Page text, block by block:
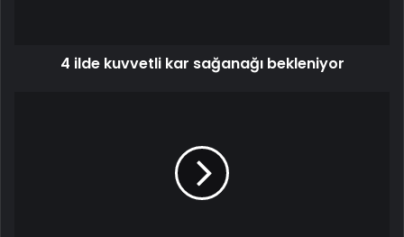
4 ilde kuvvetli kar sağanağı bekleniyor